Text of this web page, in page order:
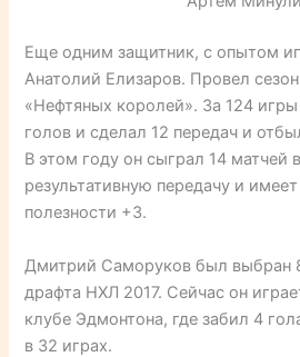
Еще одним защитник, с опытом
Анатолий Елизаров. Провел
«Нефтяных королей». За 124
голов и сделал 12 передач и
В этом году он сыграл 14 матчей
результативную передачу и
полезности +3.
Дмитрий Саморуков был выбран
драфта НХЛ 2017. Сейчас он
клубе Эдмонтона, где забил 4
в 32 играх.